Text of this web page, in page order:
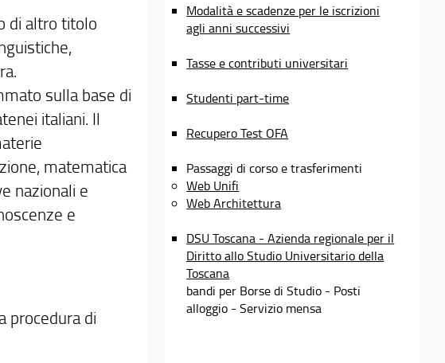
di altro titolo
sulla base di
italiani. Il
matematica
nazionali e
e
procedura di
Modalità e scadenze per le iscrizioni
agli anni successivi
Tasse e contributi universitari
Studenti part-time
Recupero Test OFA
Passaggi di corso e trasferimenti
Web Unifi
Web Architettura
DSU Toscana - Azienda regionale per il
Diritto allo Studio Universitario della
Toscana
bandi per Borse di Studio - Posti
alloggio - Servizio mensa